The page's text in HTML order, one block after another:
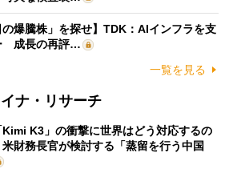
の爆騰株」を探せ】TDK：AIインフラを支
成長の再評…
一覧を見る
ナ・リサーチ
Kimi K3」の衝撃に世界はどう対応するの
財務長官が検討する「蒸留を行う中国